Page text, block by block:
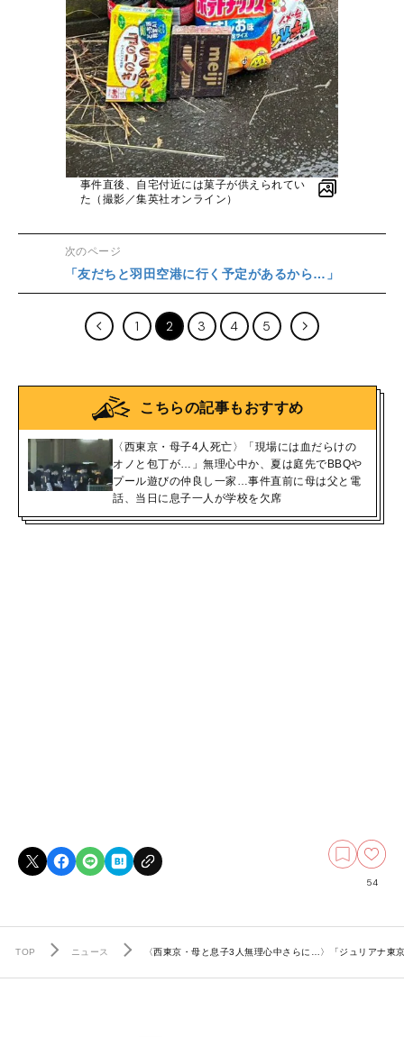
事件直後、自宅付近には菓子が供えられてい
た（撮影／集英社オンライン）
次のページ
「友だちと羽田空港に行く予定があるから…」
1 2 3 4 5
こちらの記事もおすすめ
〈西東京・母子4人死亡〉「現場には血だらけの
オノと包丁が…」無理心中か、夏は庭先でBBQや
プール遊びの仲良し一家…事件直前に母は父と電
話、当日に息子一人が学校を欠席
54
TOP ニュース 〈西東京・母と息子3人無理心中さらに…〉「ジュリアナ